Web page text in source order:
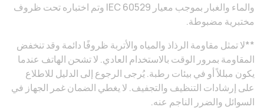
والماء والغبار بموجب معيار IEC 60529 وتم اختباره تحت ظروف
مختبرية مضبوطة.
**لا تمثل مقاومة الرذاذ والمياه والأتربة ظروفًا دائمة وقد تنخفض
المقاومة بمرور الوقت بالاستخدام العادي. لا تشحن الهاتف عندما
يكون مبللاً أو في بيئات رطبة. يُرجى الرجوع إلى الدليل للاطلاع
على إرشادات التنظيف والتجفيف. لا يغطي الضمان غمر الجهاز في
السوائل والضرر الناجم عنه.